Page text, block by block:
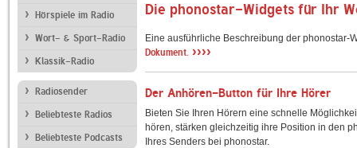
Hörspiele im Radio
Wort- & Sport-Radio
Klassik-Radio
Radiosender
Beliebteste Radios
Beliebteste Podcasts
Die phonostar-Widgets für Ihr
Eine ausführliche Beschreibung der
Dokument. ››››
Der Anhören-Button für Ihre Hörer
Bieten Sie Ihren Hörern eine schnelle
hören, stärken gleichzeitig ihre Position in den
Ihres Senders bei phonostar.